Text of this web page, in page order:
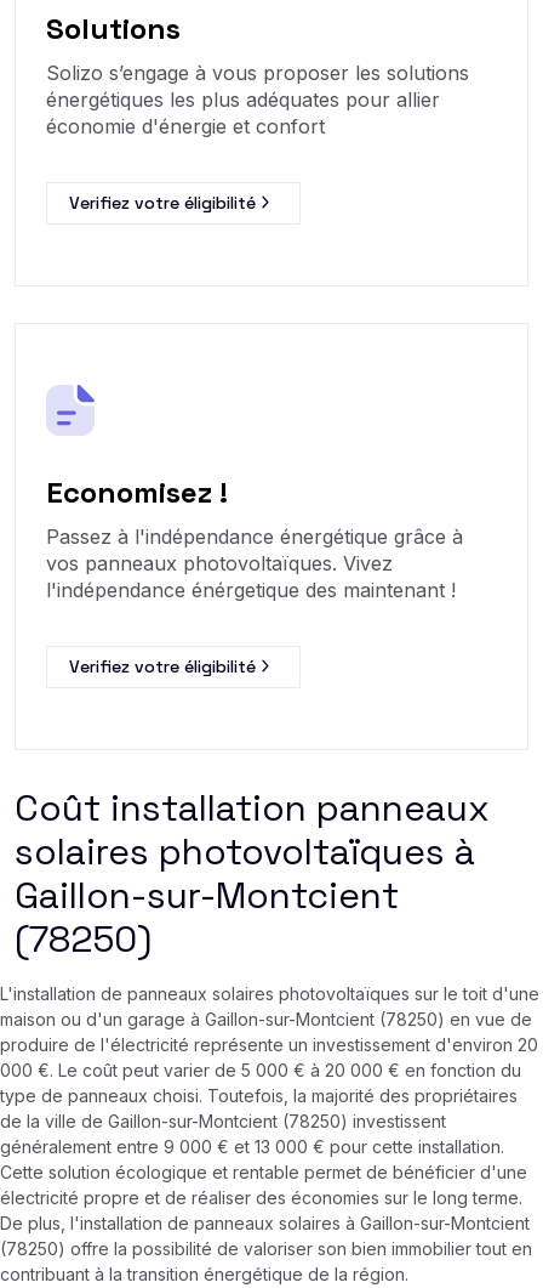
Solutions
Solizo s’engage à vous proposer les solutions
énergétiques les plus adéquates pour allier
économie d'énergie et confort
Verifiez votre éligibilité
Economisez !
Passez à l'indépendance énergétique grâce à
vos panneaux photovoltaïques. Vivez
l'indépendance énérgetique des maintenant !
Verifiez votre éligibilité
Coût installation panneaux
solaires photovoltaïques à
Gaillon-sur-Montcient
(78250)
L'installation de panneaux solaires photovoltaïques sur le toit d'une
maison ou d'un garage à Gaillon-sur-Montcient (78250) en vue de
produire de l'électricité représente un investissement d'environ 20
000 €. Le coût peut varier de 5 000 € à 20 000 € en fonction du
type de panneaux choisi. Toutefois, la majorité des propriétaires
de la ville de Gaillon-sur-Montcient (78250) investissent
généralement entre 9 000 € et 13 000 € pour cette installation.
Cette solution écologique et rentable permet de bénéficier d'une
électricité propre et de réaliser des économies sur le long terme.
De plus, l'installation de panneaux solaires à Gaillon-sur-Montcient
(78250) offre la possibilité de valoriser son bien immobilier tout en
contribuant à la transition énergétique de la région.